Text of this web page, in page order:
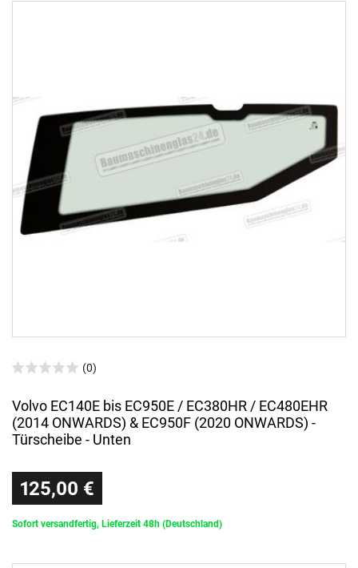
(0)
Volvo EC140E bis EC950E / EC380HR / EC480EHR
(2014 ONWARDS) & EC950F (2020 ONWARDS) -
Türscheibe - Unten
125,00 €
Sofort versandfertig, Lieferzeit 48h (Deutschland)